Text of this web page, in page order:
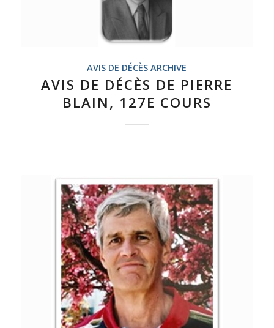
AVIS DE DÉCÈS ARCHIVE
AVIS DE DÉCÈS DE PIERRE
BLAIN, 127E COURS